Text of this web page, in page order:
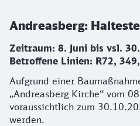
Andreasberg:
Zeitraum: 8. Juni bis vsl.
Betroffene Linien: R72,
Aufgrund einer
„Andreasberg Kirche“ vom
voraussichtlich zum
werden.